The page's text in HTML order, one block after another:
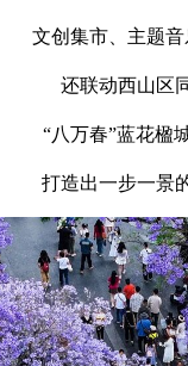
文创集市、主题
还联动西山区
“八万春”蓝花楹
打造出一步一景